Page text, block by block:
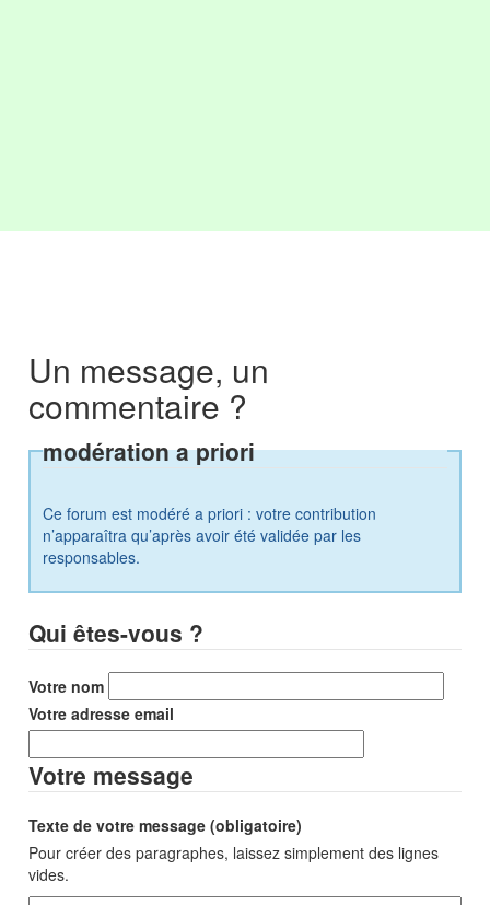
Un message, un
commentaire ?
modération a priori
Ce forum est modéré a priori : votre contribution
n’apparaîtra qu’après avoir été validée par les
responsables.
Qui êtes-vous ?
Votre nom
Votre adresse email
Votre message
Texte de votre message (obligatoire)
Pour créer des paragraphes, laissez simplement des lignes
vides.